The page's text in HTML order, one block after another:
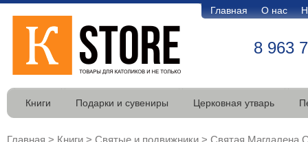
Главная О нас
8 963
Книги Подарки и сувениры Церковная утварь
Главная > Книги > Святые и подвижники > Святая Магдалена